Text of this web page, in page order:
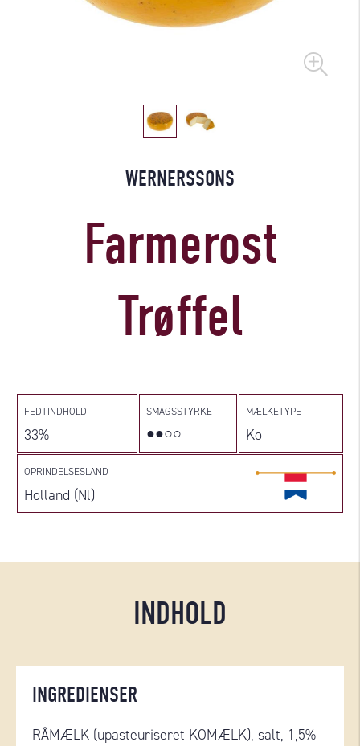
WERNERSSONS
Farmerost
Trøffel
FEDTINDHOLD
33%
SMAGSSTYRKE
●●○○
MÆLKETYPE
Ko
OPRINDELSESLAND
Holland (Nl)
INDHOLD
INGREDIENSER
RÅMÆLK (upasteuriseret KOMÆLK), salt, 1,5%